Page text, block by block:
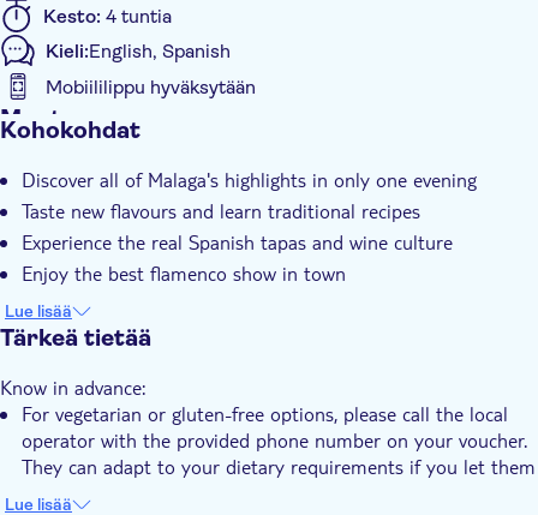
Kesto: 4 tuntia
Kieli:English, Spanish
Mobiililippu hyväksytään
Muuta
Sisäänpääsymaksu sisältyy
Opastettu kierros
Paikalliseen makuun
Pienempi ryhmäkoko
E-lippu
Kohokohdat
Discover all of Malaga's highlights in only one evening
Taste new flavours and learn traditional recipes
Experience the real Spanish tapas and wine culture
Enjoy the best flamenco show in town
Get local advice and recommendations for other bars and
restaurants
Lue lisää
Tärkeä tietää
Know in advance:
For vegetarian or gluten-free options, please call the local
operator with the provided phone number on your voucher.
They can adapt to your dietary requirements if you let them
know right after the booking
Lue lisää